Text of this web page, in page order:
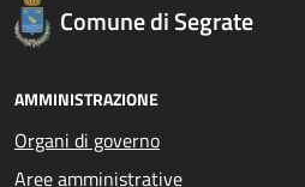
Comune di Segrate
AMMINISTRAZIONE
Organi di governo
Aree amministrative